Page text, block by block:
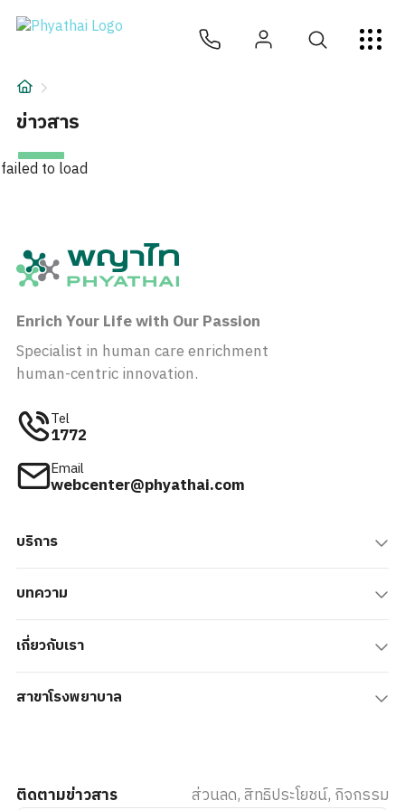
TH English
บทความ
เกี่ยวกับเรา
ข่าวสาร
failed to load
Enrich Your Life with Our Passion
Specialist in human care enrichment
human-centric innovation.
Tel
1772
Email
webcenter@phyathai.com
บริการ
บทความ
เกี่ยวกับเรา
สาขาโรงพยาบาล
ติดตามข่าวสาร ส่วนลด, สิทธิประโยชน์, กิจกรรม